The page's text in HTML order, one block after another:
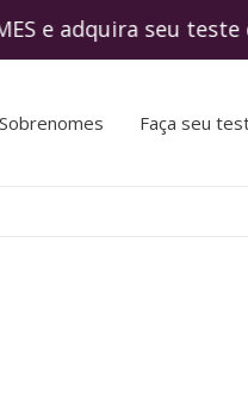
seu
Sobrenomes Faça seu